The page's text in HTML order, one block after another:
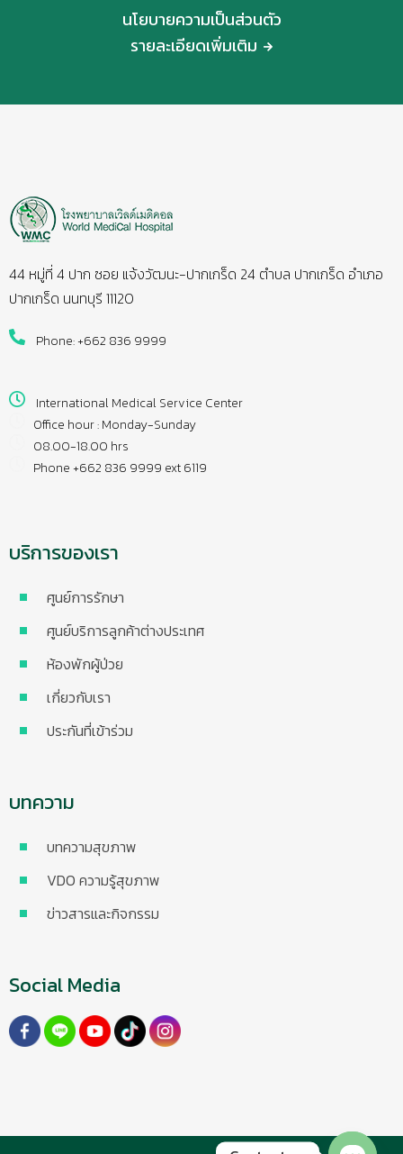
นโยบายความเป็นส่วนตัว
รายละเอียดเพิ่มเติม
44 หมู่ที่ 4 ปาก ซอย แจ้งวัฒนะ-ปากเกร็ด 24 ตำบล ปากเกร็ด อำเภอ
ปากเกร็ด นนทบุรี 11120
Phone: +662 836 9999
International Medical Service Center
Office hour : Monday-Sunday
08.00-18.00 hrs
Phone +662 836 9999 ext 6119
บริการของเรา
ศูนย์การรักษา
ศูนย์บริการลูกค้าต่างประเทศ
ห้องพักผู้ป่วย
เกี่ยวกับเรา
ประกันที่เข้าร่วม
บทความ
บทความสุขภาพ
VDO ความรู้สุขภาพ
ข่าวสารและกิจกรรม
Social Media